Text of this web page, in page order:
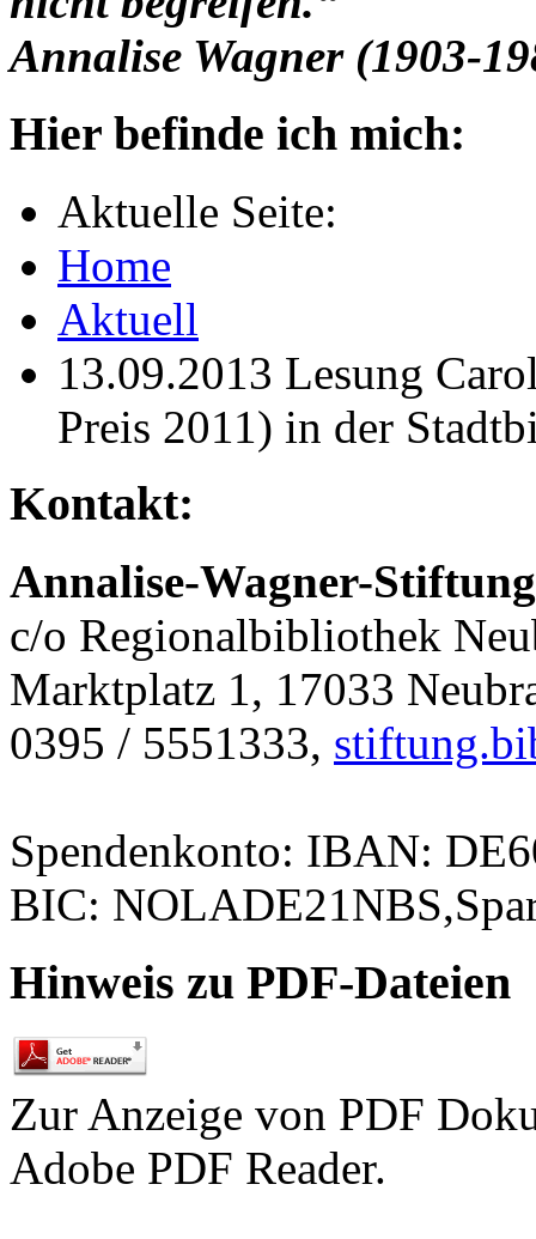
Annalise Wagner (1903-
Hier befinde ich mich:
Aktuelle Seite:
Home
Aktuell
13.09.2013 Lesung
Preis 2011) in der
Kontakt:
Annalise-Wagner-Stiftung
c/o Regionalbibliothek
Marktplatz 1, 17033
0395 / 5551333,
Spendenkonto: IBAN:
BIC:
Hinweis zu PDF-Dateien
Zur Anzeige von PDF
Adobe PDF Reader.